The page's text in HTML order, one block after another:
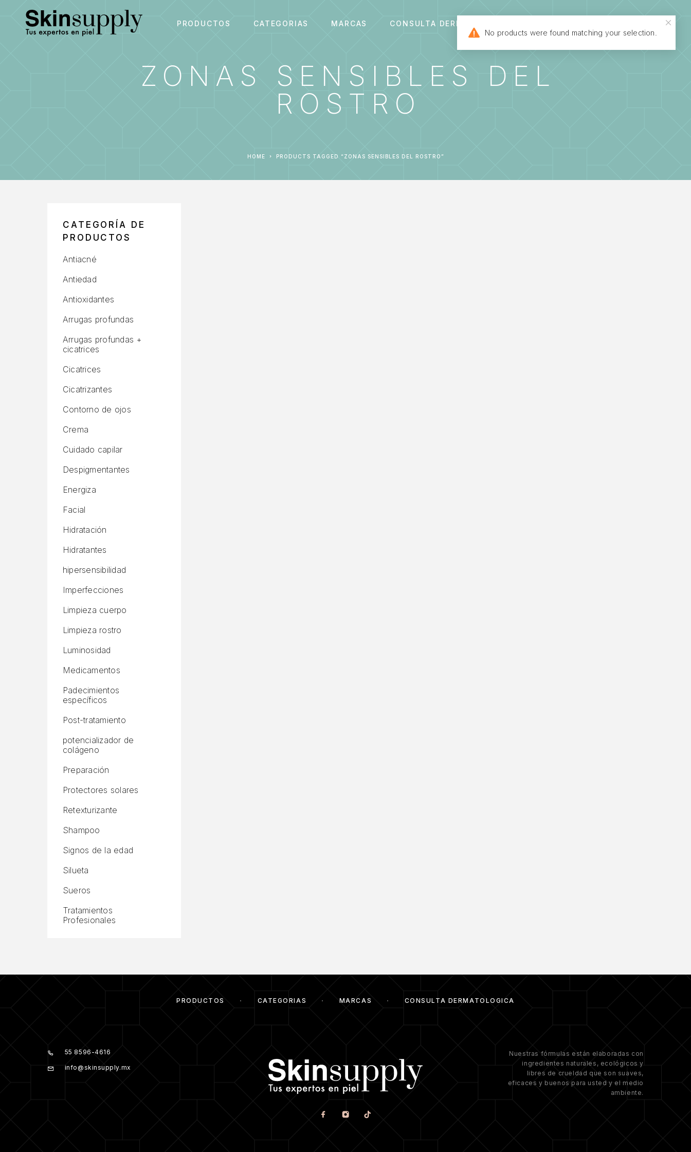
PRODUCTOS CATEGORIAS MARCAS CONSULTA DERMATOLÓGICA
ZONAS SENSIBLES DEL
ROSTRO
HOME PRODUCTS TAGGED “ZONAS SENSIBLES DEL ROSTRO”
CATEGORÍA DE
PRODUCTOS
Antiacné
Antiedad
Antioxidantes
Arrugas profundas
Arrugas profundas +
cicatrices
Cicatrices
Cicatrizantes
Contorno de ojos
Crema
Cuidado capilar
Despigmentantes
Energiza
Facial
Hidratación
Hidratantes
hipersensibilidad
Imperfecciones
Limpieza cuerpo
Limpieza rostro
Luminosidad
Medicamentos
Padecimientos
específicos
Post-tratamiento
potencializador de
colágeno
Preparación
Protectores solares
Retexturizante
Shampoo
Signos de la edad
Silueta
Sueros
Tratamientos
Profesionales
PRODUCTOS CATEGORIAS MARCAS CONSULTA DERMATOLÓGICA
55 8596-4616
info@skinsupply.mx
Nuestras fórmulas están elaboradas con
ingredientes naturales, ecológicos y
libres de crueldad que son suaves,
eficaces y buenos para usted y el medio
ambiente.
No products were found matching your selection.